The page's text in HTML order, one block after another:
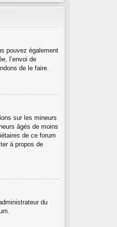
pouvez également
l’envoi de
de le faire.
sur les mineurs
âgés de moins
de ce forum
à propos de
du